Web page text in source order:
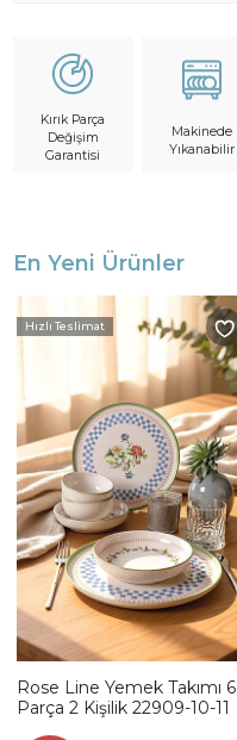
Kırık Parça
Değişim
Garantisi
Makinede
Yıkanabilir
En Yeni Ürünler
Hızlı Teslimat
Rose Line Yemek Takımı 6
Parça 2 Kişilik 22909-10-11